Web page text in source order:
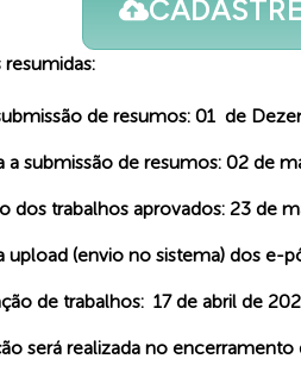
de resumos: 01 de
a submissão de resumos: 02 de
dos trabalhos aprovados: 23 de
upload (envio no sistema) dos e-
de trabalhos: 17 de abril de
será realizada no